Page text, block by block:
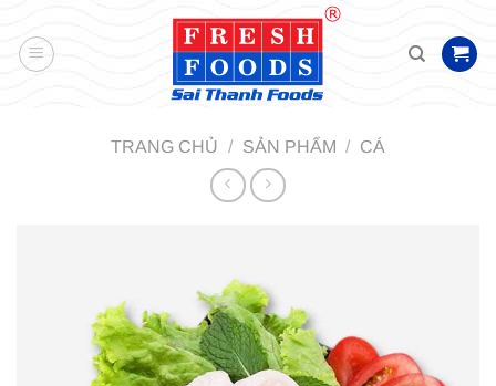
qua
nội
TRANG CHỦ / SẢN PHẨM / CÁ